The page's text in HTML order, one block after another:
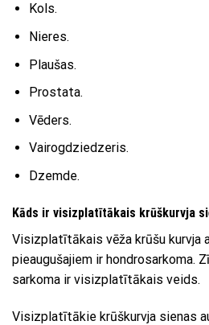
Kols.
Nieres.
Plaušas.
Prostata.
Vēders.
Vairogdziedzeris.
Dzemde.
Kāds ir visizplatītākais krūškurvja
Visizplatītākais vēža krūšu kurvja
pieaugušajiem ir hondrosarkoma.
sarkoma ir visizplatītākais veids.
Visizplatītākie krūškurvja sienas